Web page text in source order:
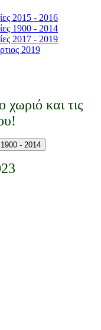
2015 - 2016
1900 - 2014
2017 - 2019
2019
χωριό και τις
1900 - 2014